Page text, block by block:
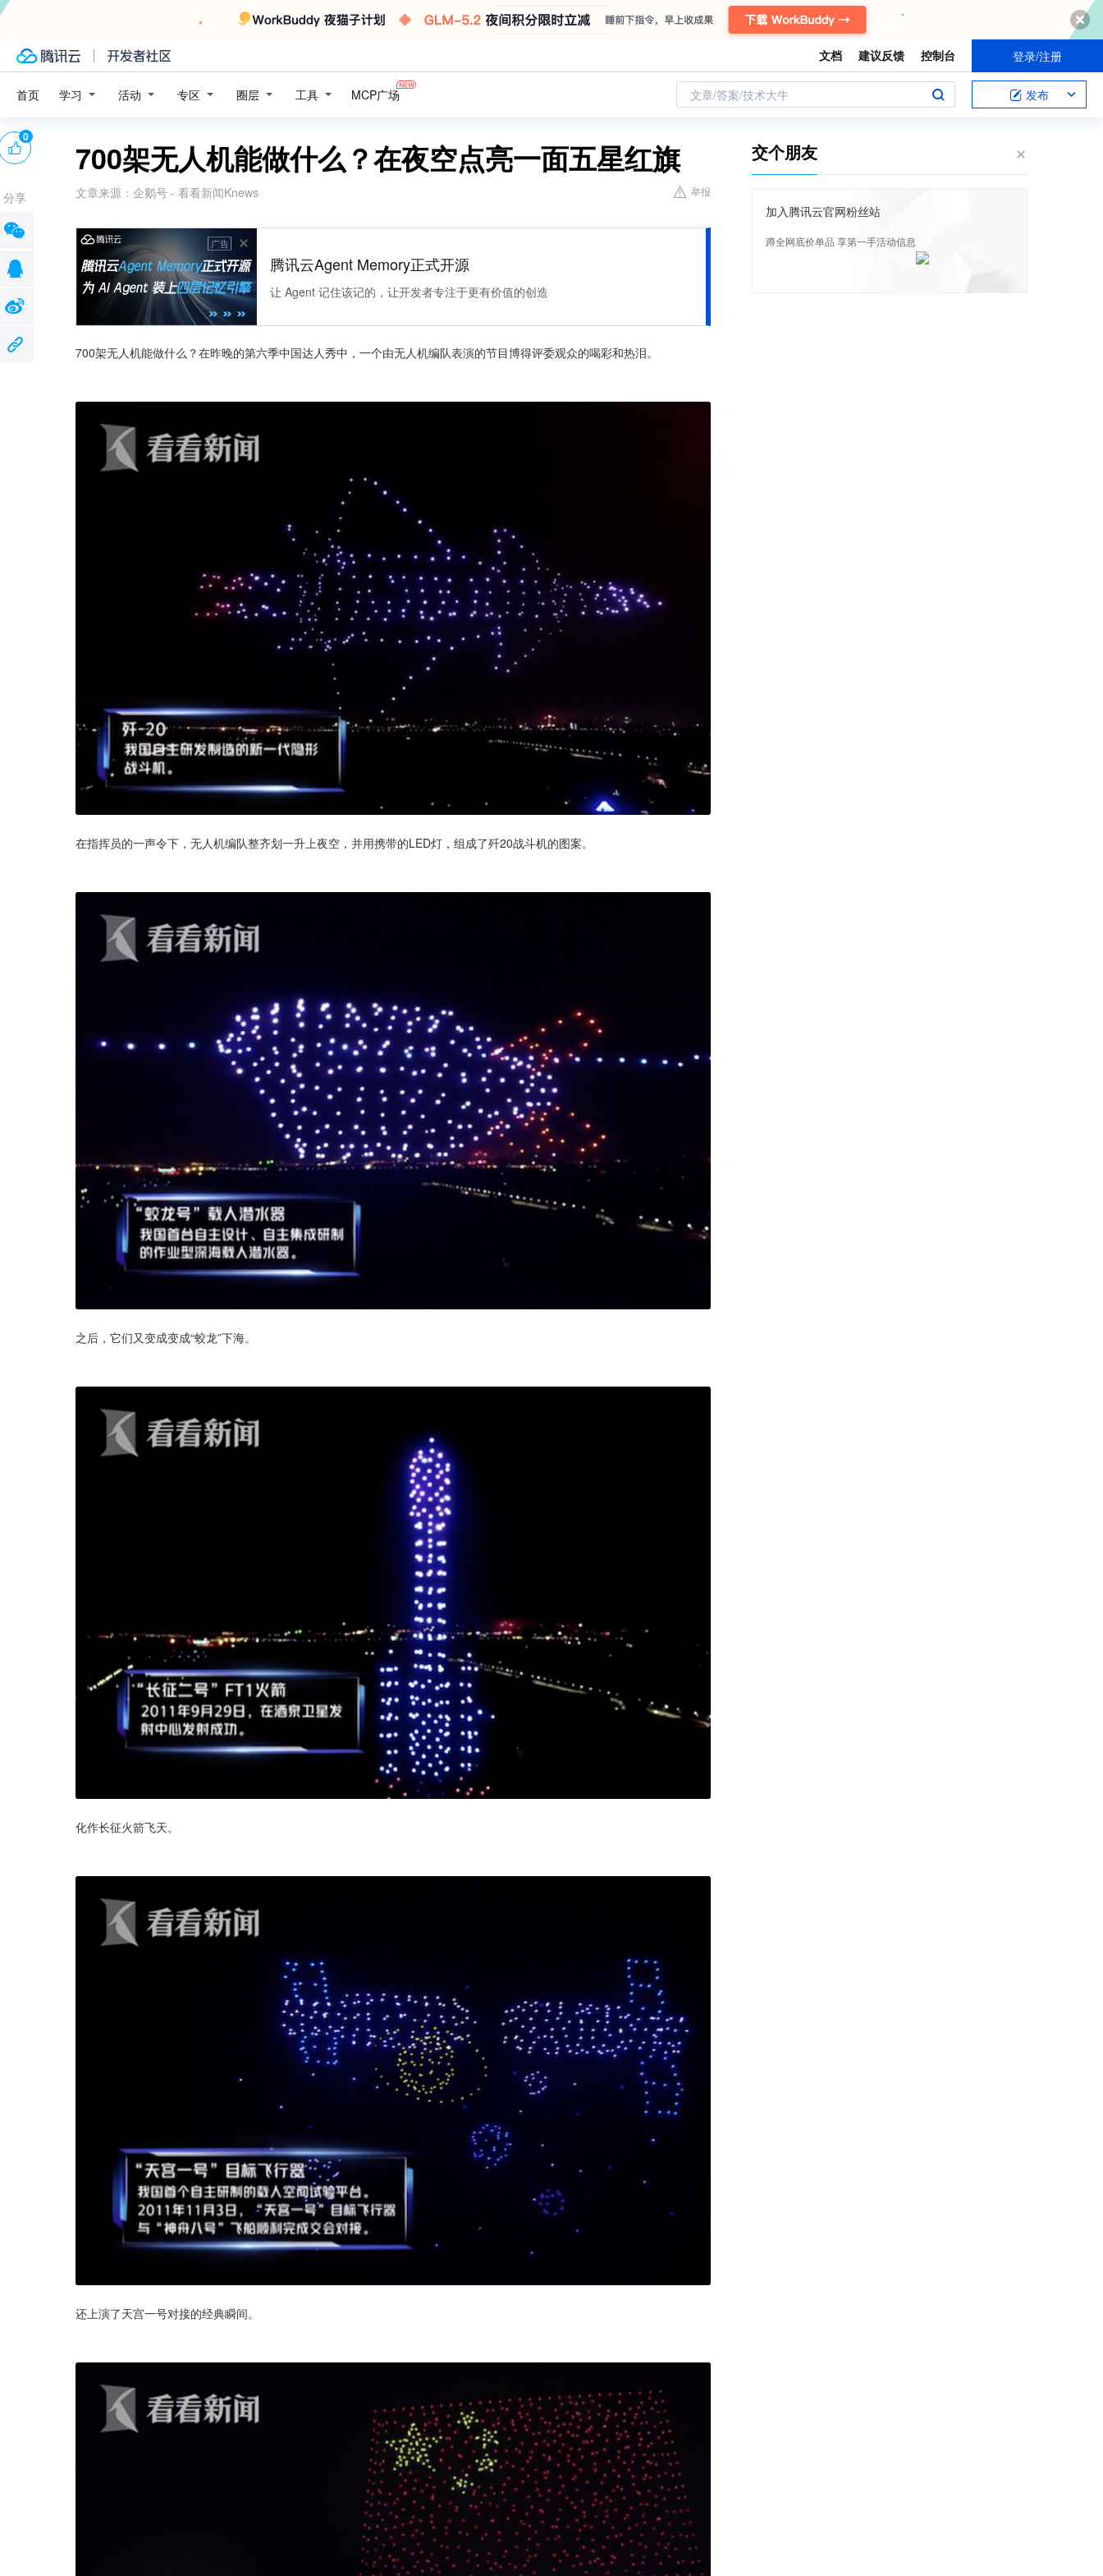
文档 建议反馈 控制台 登录/注册
首页 学习 活动 专区 圈层 工具 MCP广场 文章/答案/技术大牛 发布
700架无人机能做什么？在夜空点亮一面五星红旗
文章来源： 企鹅号 - 看看新闻Knews 举报
广告
腾讯云Agent Memory正式开源
让 Agent 记住该记的，让开发者专注于更有价值的创造
700架无人机能做什么？在昨晚的第六季中国达人秀中，一个由无人机编队表演的节目博得评委观众的喝彩和热泪。
在指挥员的一声令下，无人机编队整齐划一升上夜空，并用携带的LED灯，组成了歼20战斗机的图案。
之后，它们又变成变成“蛟龙”下海。
化作长征火箭飞天。
还上演了天宫一号对接的经典瞬间。
0
分享
交个朋友
加入腾讯云官网粉丝站
蹲全网底价单品 享第一手活动信息